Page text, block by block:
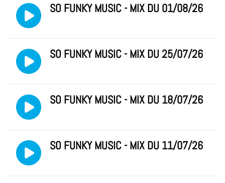
SO FUNKY MUSIC - MIX DU 01/08/26
SO FUNKY MUSIC - MIX DU 25/07/26
SO FUNKY MUSIC - MIX DU 18/07/26
SO FUNKY MUSIC - MIX DU 11/07/26